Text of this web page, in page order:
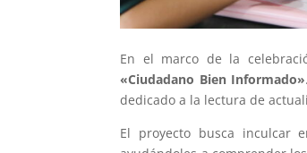
En el marco de la
«Ciudadano Bien Informado»
dedicado a la lectura de
El proyecto busca inculcar